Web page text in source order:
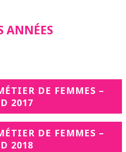
ANNÉES
DE FEMMES –
2017
DE FEMMES –
2018